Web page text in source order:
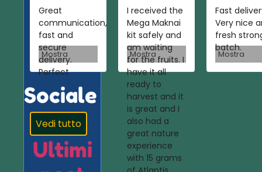
Great
communication,
fast and
secure
delivery.
Perfect
Mostra
I received the
Mega Maknai
kit safely and
am waiting
for the fruits. I
have it all
ready to
harvest and it
is great and I
also had a
great nature
experience
with 15 grams
Mostra
Fast
Very nice
fresh
batch.
Mostra
Sociale
Vedi tutto
Ultimi